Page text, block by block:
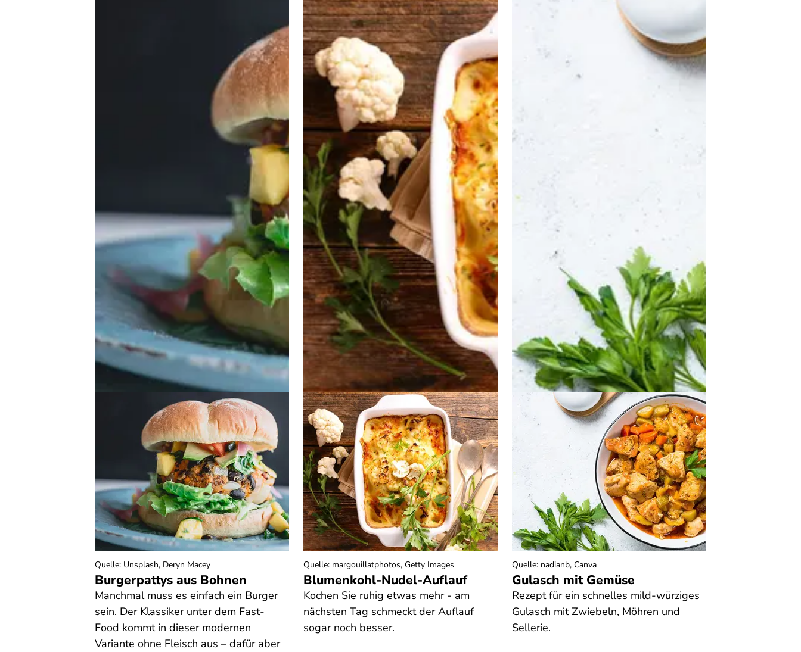
Burgerpattys aus Bohnen
Manchmal muss es einfach ein Burger
sein. Der Klassiker unter dem Fast-
Food kommt in dieser modernen
Variante ohne Fleisch aus – dafür aber
Quelle: Unsplash, Deryn Macey
Blumenkohl-Nudel-Auflauf
Kochen Sie ruhig etwas mehr - am
nächsten Tag schmeckt der Auflauf
sogar noch besser.
Quelle: margouillatphotos, Getty Images
Gulasch mit Gemüse
Rezept für ein schnelles mild-würziges
Gulasch mit Zwiebeln, Möhren und
Sellerie.
Quelle: nadianb, Canva